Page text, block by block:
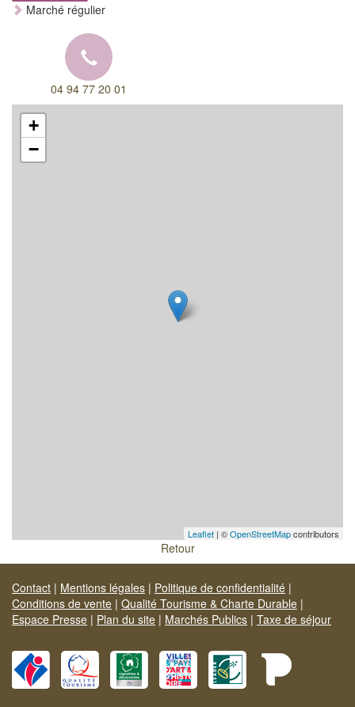
Marché régulier
04 94 77 20 01
+
−
Leaflet | ©OpenStreetMapcontributors
Retour
Contact | Mentions légales | Politique de confidentialité |
Conditions de vente | Qualité Tourisme & Charte Durable |
Espace Presse | Plan du site | Marchés Publics | Taxe de séjour